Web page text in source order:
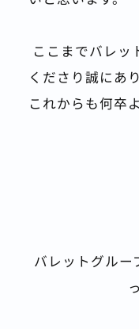
ここまでバレッ
くださり誠にあ
これからも何卒
バレットグルー